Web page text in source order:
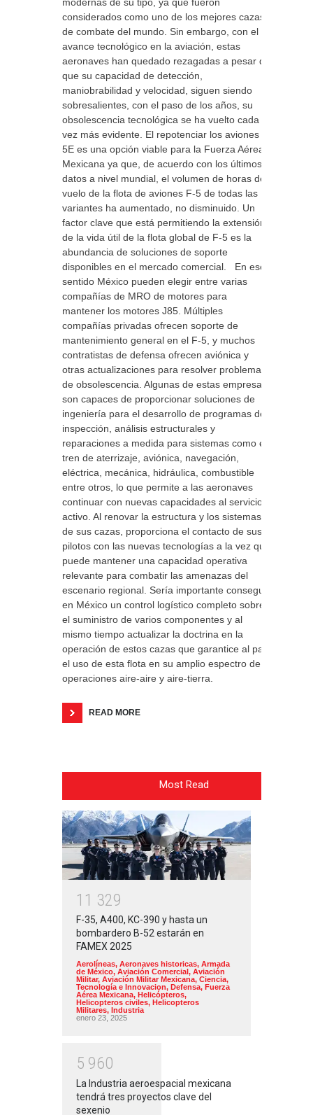
considerados como uno de los mejores cazas
de combate del mundo. Sin embargo, con el
avance tecnológico en la aviación, estas
aeronaves han quedado rezagadas a pesar de
que su capacidad de detección,
maniobrabilidad y velocidad, siguen siendo
sobresalientes, con el paso de los años, su
obsolescencia tecnológica se ha vuelto cada
vez más evidente. El repotenciar los aviones F-
5E es una opción viable para la Fuerza Aérea
Mexicana ya que, de acuerdo con los últimos
datos a nivel mundial, el volumen de horas de
vuelo de la flota de aviones F-5 de todas las
variantes ha aumentado, no disminuido. Un
factor clave que está permitiendo la extensión
de la vida útil de la flota global de F-5 es la
abundancia de soluciones de soporte
disponibles en el mercado comercial. En ese
sentido México pueden elegir entre varias
compañías de MRO de motores para
mantener los motores J85. Múltiples
compañías privadas ofrecen soporte de
mantenimiento general en el F-5, y muchos
contratistas de defensa ofrecen aviónica y
otras actualizaciones para resolver problemas
de obsolescencia. Algunas de estas empresas
son capaces de proporcionar soluciones de
ingeniería para el desarrollo de programas de
inspección, análisis estructurales y
reparaciones a medida para sistemas como el
tren de aterrizaje, aviónica, navegación,
eléctrica, mecánica, hidráulica, combustible
entre otros, lo que permite a las aeronaves
continuar con nuevas capacidades al servicio
activo. Al renovar la estructura y los sistemas
de sus cazas, proporciona el contacto de sus
pilotos con las nuevas tecnologías a la vez que
puede mantener una capacidad operativa
relevante para combatir las amenazas del
escenario regional. Sería importante conseguir
en México un control logístico completo sobre
el suministro de varios componentes y al
mismo tiempo actualizar la doctrina en la
operación de estos cazas que garantice al país
el uso de esta flota en su amplio espectro de
operaciones aire-aire y aire-tierra.
READ MORE
Most Read
1 1 329
F-35, A400, KC-390 y hasta un
bombardero B-52 estarán en
FAMEX 2025
Aerolíneas, Aeronaves historicas, Armada
de México, Aviación Comercial, Aviación
Militar, Aviación Militar Mexicana, Ciencia,
Tecnología e Innovacion, Defensa, Fuerza
Aérea Mexicana, Helicópteros,
Helicopteros civiles, Helicopteros
Militares, Industria
enero 23, 2025
5 960
La Industria aeroespacial mexicana
tendrá tres proyectos clave del
sexenio